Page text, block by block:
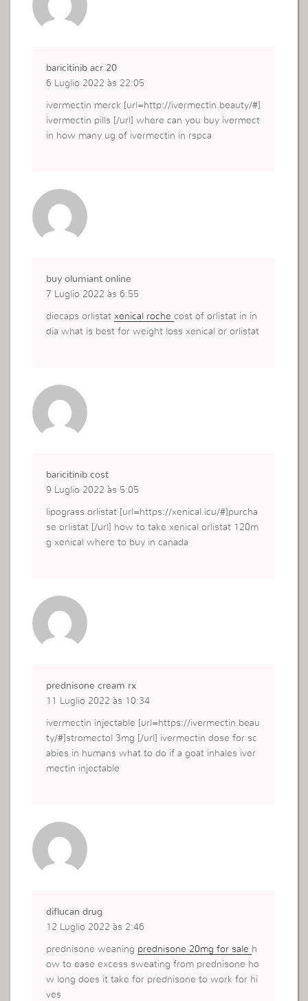
baricitinib acr 20
6 Luglio 2022 às 22:05
ivermectin merck [url=http://ivermectin.beauty/#]
ivermectin pills [/url] where can you buy ivermect
in how many ug of ivermectin in rspca
buy olumiant online
7 Luglio 2022 às 6:55
diecaps orlistatxenical rochecost of orlistat in in
dia what is best for weight loss xenical or orlistat
baricitinib cost
9 Luglio 2022 às 5:05
lipograss orlistat [url=https://xenical.icu/#]purcha
se orlistat [/url] how to take xenical orlistat 120m
g xenical where to buy in canada
prednisone cream rx
11 Luglio 2022 às 10:34
ivermectin injectable [url=https://ivermectin.beau
ty/#]stromectol 3mg [/url] ivermectin dose for sc
abies in humans what to do if a goat inhales iver
mectin injectable
diflucan drug
12 Luglio 2022 às 2:46
prednisone weaning prednisone 20mg for sale h
ow to ease excess sweating from prednisone ho
w long does it take for prednisone to work for hi
ves